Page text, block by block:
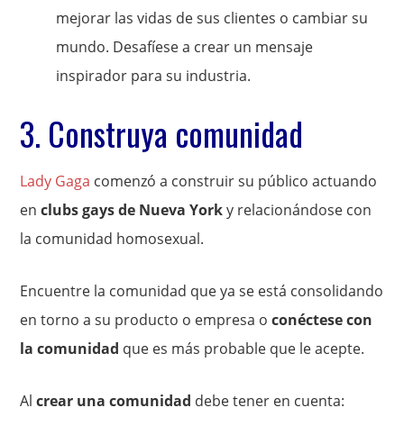
mejorar las vidas de sus clientes o cambiar su
mundo. Desafíese a crear un mensaje
inspirador para su industria.
3. Construya comunidad
Lady Gaga comenzó a construir su público actuando
en clubs gays de Nueva Yorky relacionándose con
la comunidad homosexual.
Encuentre la comunidad que ya se está consolidando
en torno a su producto o empresa oconéctese con
la comunidad que es más probable que le acepte.
Al crear una comunidad debe tener en cuenta: